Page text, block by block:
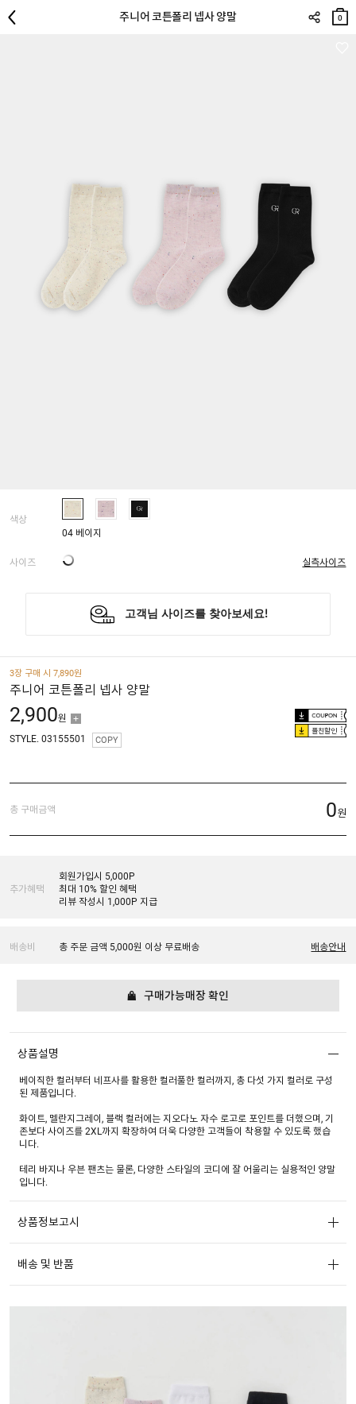
주니어 코튼폴리 넵사 양말
장바
구니
0
색상
04 베이지
사이즈 실측사이즈
3장 구매 시 7,890원
주니어 코튼폴리 넵사 양말
2,900원
플친할인
STYLE. 03155501 COPY
총 구매금액 0원
추가혜택
회원가입시 5,000P
최대 10% 할인 혜택
리뷰 작성시 1,000P 지급
배송비 총 주문 금액 5,000원 이상 무료배송 배송안내
구매가능매장 확인
상품설명
베이직한 컬러부터 네프사를 활용한 컬러풀한 컬러까지, 총 다섯 가지 컬러로 구성
된 제품입니다.
화이트, 멜란지그레이, 블랙 컬러에는 지오다노 자수 로고로 포인트를 더했으며, 기
존보다 사이즈를 2XL까지 확장하여 더욱 다양한 고객들이 착용할 수 있도록 했습
니다.
테리 바지나 우븐 팬츠는 물론, 다양한 스타일의 코디에 잘 어울리는 실용적인 양말
입니다.
상품정보고시
배송 및 반품